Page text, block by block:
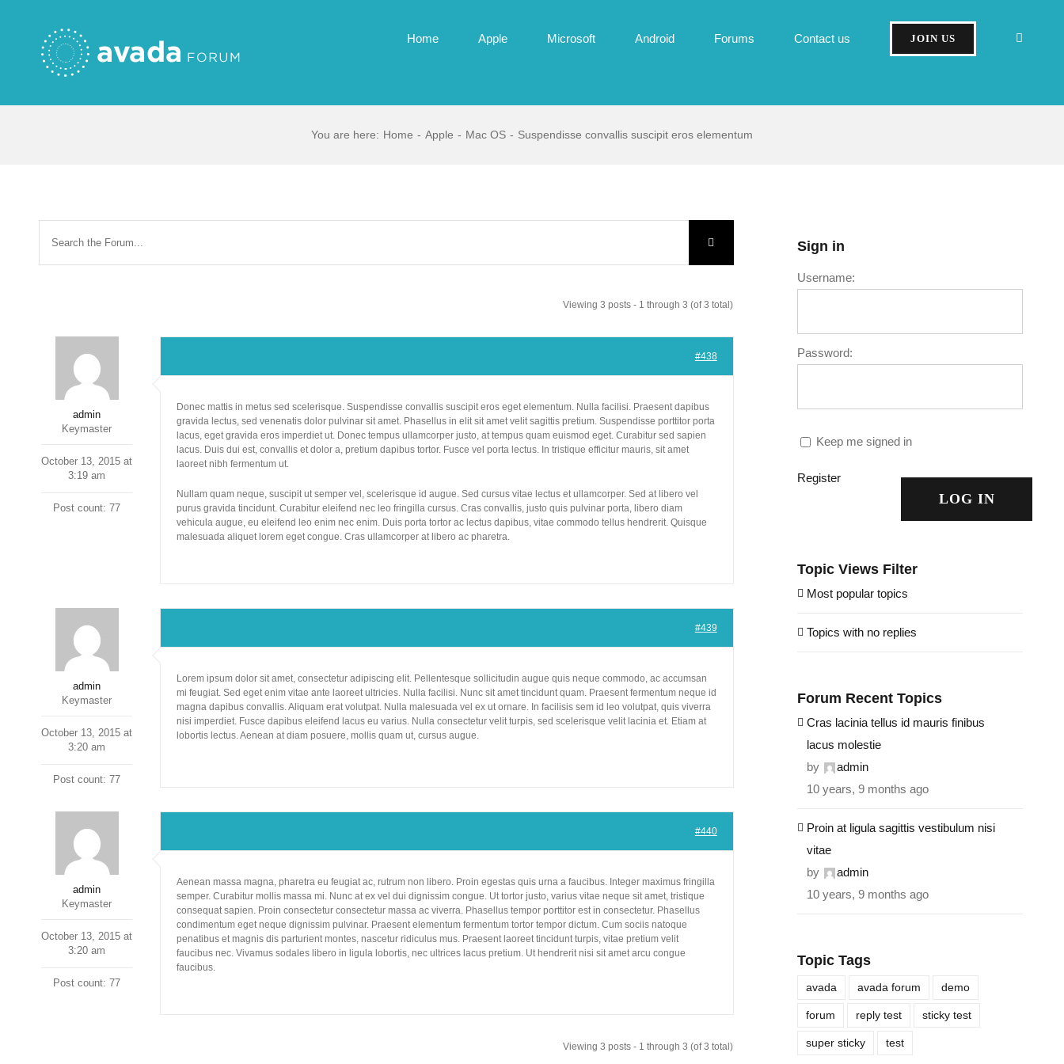
Home Apple Microsoft Android Forums Contact us JOIN US
You are here: Home - Apple - Mac OS - Suspendisse convallis suscipit eros elementum
Viewing 3 posts - 1 through 3 (of 3 total)
admin
Keymaster
October 13, 2015 at
3:19 am
Post count: 77
#438
Donec mattis in metus sed scelerisque. Suspendisse convallis suscipit eros eget elementum. Nulla facilisi. Praesent dapibus
gravida lectus, sed venenatis dolor pulvinar sit amet. Phasellus in elit sit amet velit sagittis pretium. Suspendisse porttitor porta
lacus, eget gravida eros imperdiet ut. Donec tempus ullamcorper justo, at tempus quam euismod eget. Curabitur sed sapien
lacus. Duis dui est, convallis et dolor a, pretium dapibus tortor. Fusce vel porta lectus. In tristique efficitur mauris, sit amet
laoreet nibh fermentum ut.
Nullam quam neque, suscipit ut semper vel, scelerisque id augue. Sed cursus vitae lectus et ullamcorper. Sed at libero vel
purus gravida tincidunt. Curabitur eleifend nec leo fringilla cursus. Cras convallis, justo quis pulvinar porta, libero diam
vehicula augue, eu eleifend leo enim nec enim. Duis porta tortor ac lectus dapibus, vitae commodo tellus hendrerit. Quisque
malesuada aliquet lorem eget congue. Cras ullamcorper at libero ac pharetra.
admin
Keymaster
October 13, 2015 at
3:20 am
Post count: 77
#439
Lorem ipsum dolor sit amet, consectetur adipiscing elit. Pellentesque sollicitudin augue quis neque commodo, ac accumsan
mi feugiat. Sed eget enim vitae ante laoreet ultricies. Nulla facilisi. Nunc sit amet tincidunt quam. Praesent fermentum neque id
magna dapibus convallis. Aliquam erat volutpat. Nulla malesuada vel ex ut ornare. In facilisis sem id leo volutpat, quis viverra
nisi imperdiet. Fusce dapibus eleifend lacus eu varius. Nulla consectetur velit turpis, sed scelerisque velit lacinia et. Etiam at
lobortis lectus. Aenean at diam posuere, mollis quam ut, cursus augue.
admin
Keymaster
October 13, 2015 at
3:20 am
Post count: 77
#440
Aenean massa magna, pharetra eu feugiat ac, rutrum non libero. Proin egestas quis urna a faucibus. Integer maximus fringilla
semper. Curabitur mollis massa mi. Nunc at ex vel dui dignissim congue. Ut tortor justo, varius vitae neque sit amet, tristique
consequat sapien. Proin consectetur consectetur massa ac viverra. Phasellus tempor porttitor est in consectetur. Phasellus
condimentum eget neque dignissim pulvinar. Praesent elementum fermentum tortor tempor dictum. Cum sociis natoque
penatibus et magnis dis parturient montes, nascetur ridiculus mus. Praesent laoreet tincidunt turpis, vitae pretium velit
faucibus nec. Vivamus sodales libero in ligula lobortis, nec ultrices lacus pretium. Ut hendrerit nisi sit amet arcu congue
faucibus.
Viewing 3 posts - 1 through 3 (of 3 total)
Sign in
Username:
Password:
Keep me signed in
LOG IN
Register
Topic Views Filter
Most popular topics
Topics with no replies
Forum Recent Topics
Cras lacinia tellus id mauris finibus
lacus molestie
by
admin
10 years, 9 months ago
Proin at ligula sagittis vestibulum nisi
vitae
by
admin
10 years, 9 months ago
Topic Tags
avada avada forum demo
forum reply test sticky test
super sticky test